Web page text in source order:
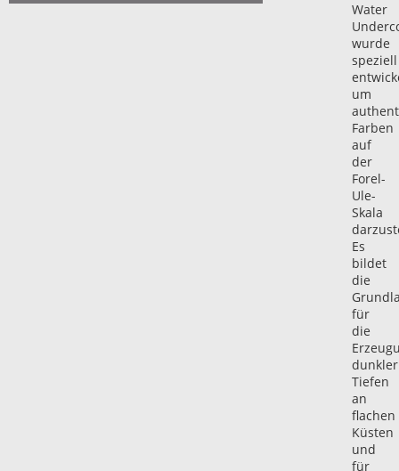
Water
wurde
speziell
um
Farben
auf
der
Forel-
Ule-
Skala
Es
bildet
die
für
die
dunkler
Tiefen
an
flachen
Küsten
und
für